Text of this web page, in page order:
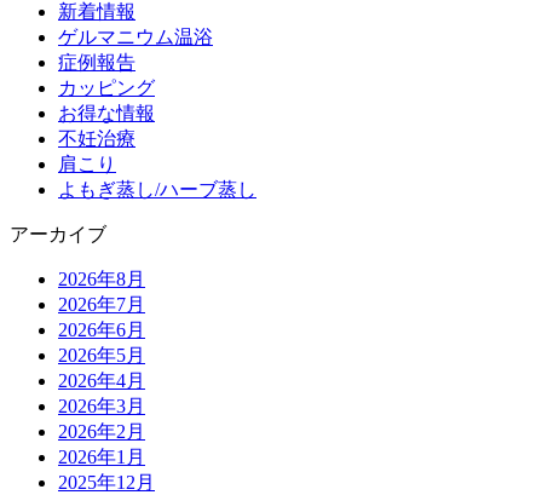
新着情報
ゲルマニウム温浴
症例報告
カッピング
お得な情報
不妊治療
肩こり
よもぎ蒸し/ハーブ蒸し
アーカイブ
2026年8月
2026年7月
2026年6月
2026年5月
2026年4月
2026年3月
2026年2月
2026年1月
2025年12月